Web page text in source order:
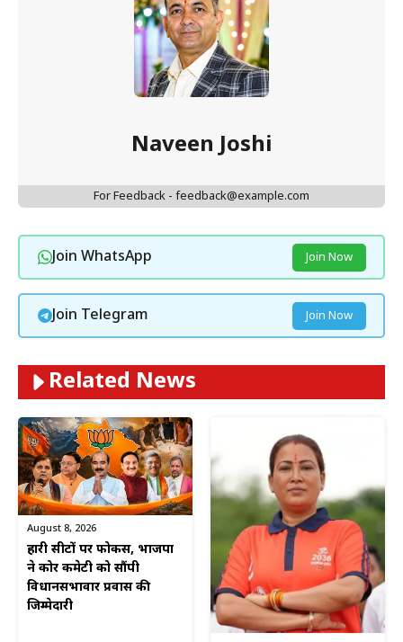
Naveen Joshi
For Feedback - feedback@example.com
Join WhatsApp Join Now
Join Telegram Join Now
Related News
August 8, 2026
हारी सीटों पर फोकस, भाजपा
ने कोर कमेटी को सौंपी
विधानसभावार प्रवास की
जिम्मेदारी